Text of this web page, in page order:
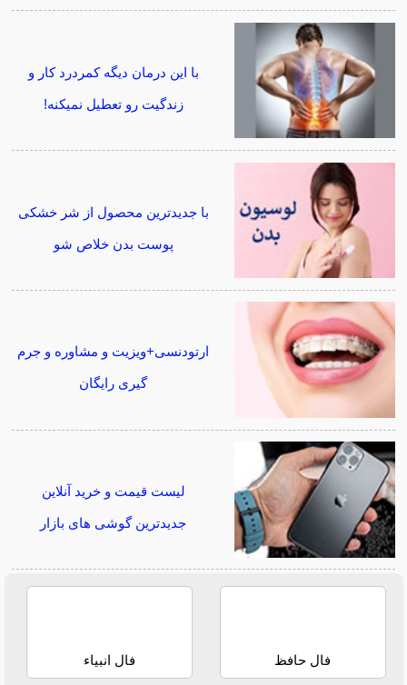
با این درمان دیگه کمردرد کار و
زندگیت رو تعطیل نمیکنه!
با جدیدترین محصول از شر خشکی
پوست بدن خلاص شو
ارتودنسی+ویزیت و مشاوره و جرم
گیری رایگان
لیست قیمت و خرید آنلاین
جدیدترین گوشی های بازار
فال حافظ فال انبیاء